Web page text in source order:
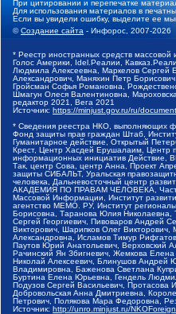
При цитировании и перепечатке
Для использования материалов в
Если вы увидели ошибку, выделите ее
©Создание сайта - Инфорос, 2007-2026
* Реестр иностранных средств
Голос Америки, Idel.Реалии,
Людмила Алексеевна, Маркелов Сергей
Александрович, Маняхин Петр
Гройсман Софья Романовна,
Шмагун Олеся Валентиновна,
редактор 2021, Вега 2021
Источник: https://minjust.gov.ru/ru/
* Сведения реестра НКО, выполняющих
Фонд защиты прав граждан Штаб,
Гуманитарное действие, Открытый
Крест, Центр Хасдей Ерушалаим, Центр
информационных инициатив Действие,
Так, центр Сова, центр Анна, Проект
защиты СИБАЛЬТ, Уральская
человека, Дальневосточный центр
АКАДЕМИЯ ПО ПРАВАМ ЧЕЛОВЕКА,
Массовой Информации, Институт
агентство МЕМО. РУ, Институт
Борисовна, Таранова Юлия Николаевна,
Сергей Георгиевич, Пивоваров Андрей
Викторович, Шарипков Олег
Александровна, Исламов Тимур
Паутов Юрий Анатольевич, Верховский
Рачинский Ян Збигневич, Жемкова
Николай Алексеевич, Блинушов Андрей
Владимировна, Баженова Светлана
Буртина Елена Юрьевна, Гендель
Подузов Сергей Васильевич,
Добровольская Анна Дмитриевна,
Петрович, Полякова Мара Федоровна,
Источник: http://unro.minjust.ru/